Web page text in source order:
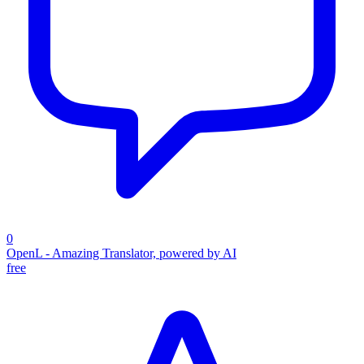
0
OpenL - Amazing Translator, powered by AI
free